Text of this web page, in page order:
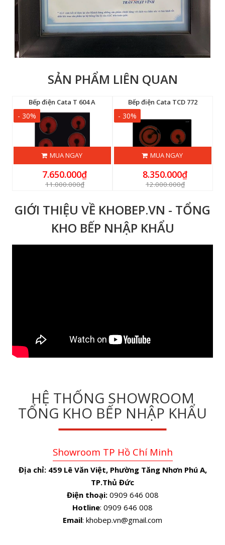
SẢN PHẨM LIÊN QUAN
Bếp điện Cata T 604 A
- 30%
MUA NGAY
7.650.000₫
11.000.000₫
Bếp điện Cata TCD 772
- 30%
MUA NGAY
8.350.000₫
12.000.000₫
GIỚI THIỆU VỀ KHOBEP.VN - TỔNG
KHO BẾP NHẬP KHẨU
HỆ THỐNG SHOWROOM
TỔNG KHO BẾP NHẬP KHẨU
Showroom TP Hồ Chí Minh
Địa chỉ: 459 Lê Văn Việt, Phường Tăng Nhơn Phú A,
TP.Thủ Đức
Điện thoại:0909 646 008
Hotline: 0909 646 008
Email: khobep.vn@gmail.com